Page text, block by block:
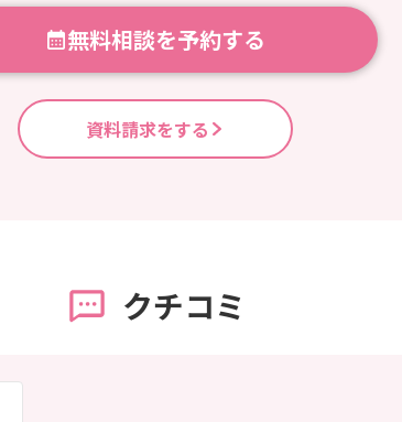
無料相談を予約する
資料請求をする
クチコミ